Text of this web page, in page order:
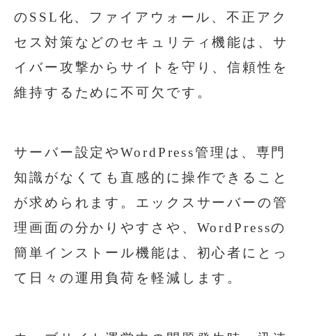
のSSL化、ファイアウォール、不正アク
セス対策などのセキュリティ機能は、サ
イバー攻撃からサイトを守り、信頼性を
維持するために不可欠です。
サーバー設定やWordPress管理は、専門
知識がなくても直感的に操作できること
が求められます。エックスサーバーの管
理画面の分かりやすさや、WordPressの
簡単インストール機能は、初心者にとっ
て日々の運用負荷を軽減します。